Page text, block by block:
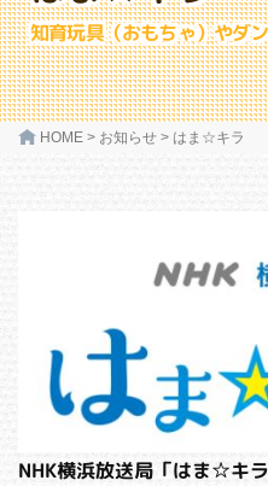
知育玩具（おもちゃ）やダ
HOME > お知らせ > はま☆キラ
NHK横浜放送局「はま☆キ